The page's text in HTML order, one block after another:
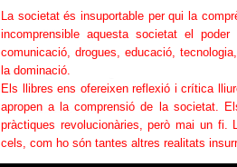
La societat és insuportable per qui la
incomprensible aquesta societat el
comunicació, drogues, educació,
la dominació.
Els llibres ens ofereixen reflexió i crítica
apropen a la comprensió de la societat.
pràctiques revolucionàries, però mai un fi.
cels, com ho són tantes altres realitats